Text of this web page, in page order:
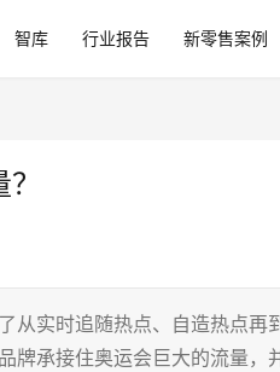
智库 行业报告 新零售案例
从实时追随热点、自造热点再
牌承接住奥运会巨大的流量，